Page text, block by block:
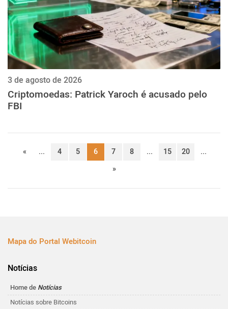
3 de agosto de 2026
Criptomoedas: Patrick Yaroch é acusado pelo
FBI
« ... 4 5 6 7 8 ... 15 20
...
»
Mapa do Portal Webitcoin
Notícias
Home de Notícias
Notícias sobre Bitcoins